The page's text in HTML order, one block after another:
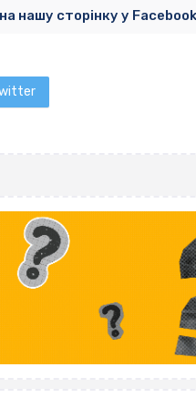
нашу сторінку у Facebook